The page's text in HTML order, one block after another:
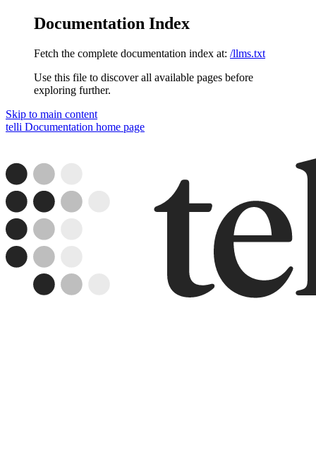
Documentation Index
Fetch the complete documentation index at: /llms.txt
Use this file to discover all available pages before
exploring further.
Skip to main content
telli Documentation home page